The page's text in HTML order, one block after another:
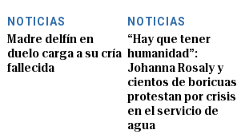
NOTICIAS
Madre delfín en
duelo carga a su cría
fallecida
NOTICIAS
“Hay que tener
humanidad”:
Johanna Rosaly y
cientos de boricuas
protestan por crisis
en el servicio de
agua